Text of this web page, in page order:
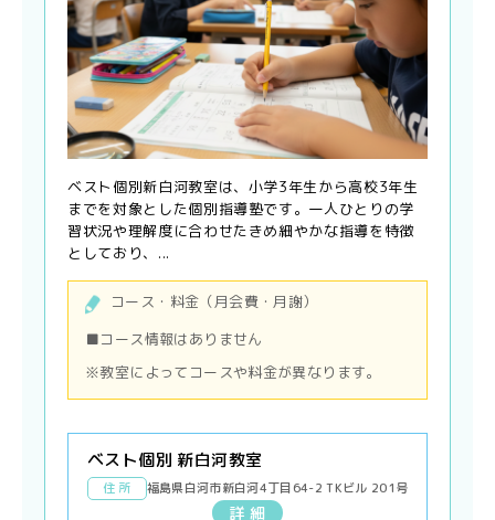
ベスト個別新白河教室は、小学3年生から高校3年生
までを対象とした個別指導塾です。一人ひとりの学
習状況や理解度に合わせたきめ細やかな指導を特徴
としており、...
コース・料金（月会費・月謝）
■コース情報はありません
※教室によってコースや料金が異なります。
ベスト個別 新白河教室
住 所 福島県白河市新白河4丁目64-2 TKビル 201号
詳 細